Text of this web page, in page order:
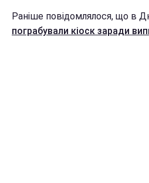
Раніше повідомлялося, що в
пограбували кіоск заради